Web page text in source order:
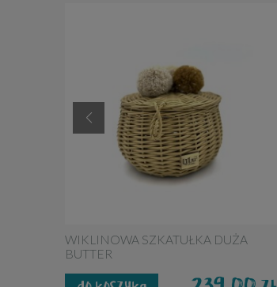
WIKLINOWA SZKATUŁKA DUŻA
BUTTER